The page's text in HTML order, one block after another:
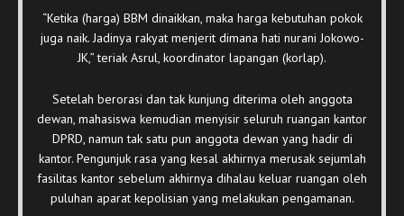
“Ketika (harga) BBM dinaikkan, maka harga kebutuhan pokok
juga naik. Jadinya rakyat menjerit dimana hati nurani Jokowo-
JK,” teriak Asrul, koordinator lapangan (korlap).
Setelah berorasi dan tak kunjung diterima oleh anggota
dewan, mahasiswa kemudian menyisir seluruh ruangan kantor
DPRD, namun tak satu pun anggota dewan yang hadir di
kantor. Pengunjuk rasa yang kesal akhirnya merusak sejumlah
fasilitas kantor sebelum akhirnya dihalau keluar ruangan oleh
puluhan aparat kepolisian yang melakukan pengamanan.